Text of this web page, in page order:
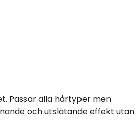
Passar alla hårtyper men
och utslätande effekt utan